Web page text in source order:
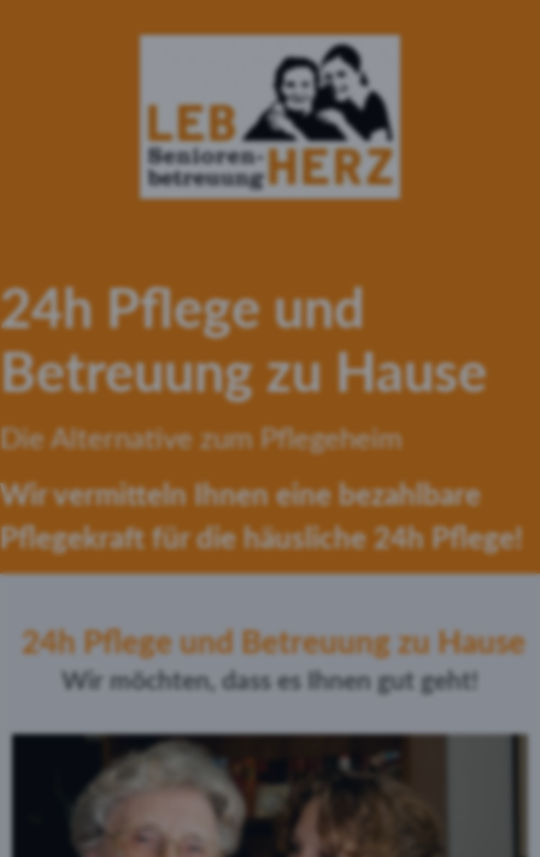
24h Pflege und
Betreuung zu Hause
Die Alternative zum Pflegeheim
Wir vermitteln Ihnen eine bezahlbare
Pflegekraft für die häusliche 24h Pflege!
24h Pflege und Betreuung zu Hause
Wir möchten, dass es Ihnen gut geht!